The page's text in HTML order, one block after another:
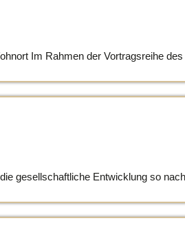
Im Rahmen der Vortragsreihe
gesellschaftliche Entwicklung so